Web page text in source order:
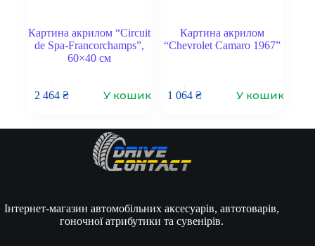
Картина акрилом “Circuit
de Spa-Francorchamps”,
60×40 см
2 464₴ У кошик
Картина акрилом
“Chevrolet Camaro 1967”
1 064 ₴ У кошик
Інтернет-магазин автомобільних аксесуарів, автотоварів,
гоночної атрибутики та сувенірів.